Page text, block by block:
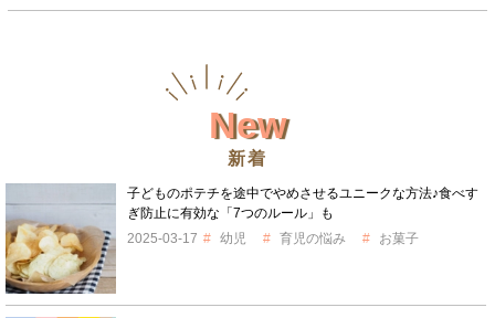
New
新着
子どものポテチを途中でやめさせるユニークな方法♪食べす
ぎ防止に有効な「7つのルール」も
2025-03-17
幼児 育児の悩み お菓子